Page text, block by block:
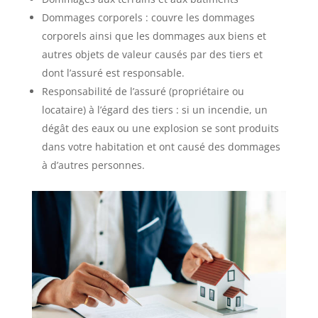
Dommages corporels : couvre les dommages
corporels ainsi que les dommages aux biens et
autres objets de valeur causés par des tiers et
dont l’assuré est responsable.
Responsabilité de l’assuré (propriétaire ou
locataire) à l’égard des tiers : si un incendie, un
dégât des eaux ou une explosion se sont produits
dans votre habitation et ont causé des dommages
à d’autres personnes.